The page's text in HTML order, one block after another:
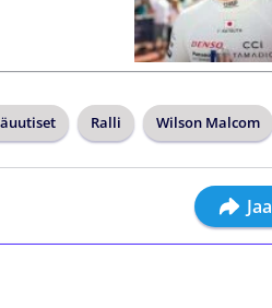
Ralli Wilson Malcom
Jaa